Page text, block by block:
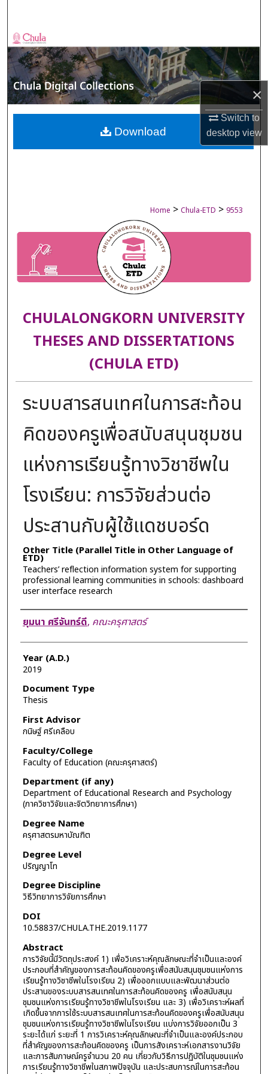
×
Switch to
desktopview
Browse Collections
My Account
About
Digital Commons Network™
Home > Chula-ETD > 9553
CHULALONGKORN UNIVERSITY
THESES AND DISSERTATIONS
(CHULA ETD)
ระบบสารสนเทศในการสะท้อน
คิดของครูเพื่อสนับสนุนชุมชน
แห่งการเรียนรู้ทางวิชาชีพใน
โรงเรียน: การวิจัยส่วนต่อ
ประสานกับผู้ใช้แดชบอร์ด
Other Title (Parallel Title in Other Language of
ETD)
Teachers’ reflection information system for supporting
professional learning communities in schools: dashboard
user interface research
Author
ยุมนา ศรีจันทร์ดี, คณะครุศาสตร์
Year (A.D.)
2019
Document Type
Thesis
First Advisor
กนิษฐ์ ศรีเคลือบ
Faculty/College
Faculty of Education (คณะครุศาสตร์)
Department (if any)
Department of Educational Research and Psychology
(ภาควิชาวิจัยและจิตวิทยาการศึกษา)
Degree Name
ครุศาสตรมหาบัณฑิต
Degree Level
ปริญญาโท
Degree Discipline
วิธีวิทยาการวิจัยการศึกษา
DOI
10.58837/CHULA.THE.2019.1177
Abstract
การวิจัยนี้มีวัตถุประสงค์ 1) เพื่อวิเคราะห์คุณลักษณะที่จำเป็นและองค์
ประกอบที่สำคัญของการสะท้อนคิดของครูเพื่อสนับสนุนชุมชนแห่งการ
เรียนรู้ทางวิชาชีพในโรงเรียน 2) เพื่อออกแบบและพัฒนาส่วนต่อ
ประสานของระบบสารสนเทศในการสะท้อนคิดของครู เพื่อสนับสนุน
ชุมชนแห่งการเรียนรู้ทางวิชาชีพในโรงเรียน และ 3) เพื่อวิเคราะห์ผลที่
เกิดขึ้นจากการใช้ระบบสารสนเทศในการสะท้อนคิดของครูเพื่อสนับสนุน
ชุมชนแห่งการเรียนรู้ทางวิชาชีพในโรงเรียน แบ่งการวิจัยออกเป็น 3
ระยะได้แก่ ระยะที่ 1 การวิเคราะห์คุณลักษณะที่จำเป็นและองค์ประกอบ
ที่สำคัญของการสะท้อนคิดของครู เป็นการสังเคราะห์เอกสารงานวิจัย
และการสัมภาษณ์ครูจำนวน 20 คน เกี่ยวกับวิธีการปฏิบัติในชุมชนแห่ง
การเรียนรู้ทางวิชาชีพในสภาพปัจจุบัน และประสบการณ์ในการสะท้อน
Download